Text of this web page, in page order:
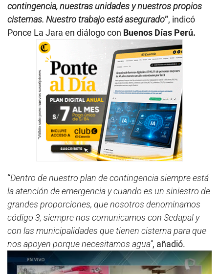
contingencia, nuestras unidades y nuestros propios
cisternas. Nuestro trabajo está asegurado”, indicó
Ponce La Jara en diálogo con Buenos Días Perú.
“Dentro de nuestro plan de contingencia siempre está
la atención de emergencia y cuando es un siniestro de
grandes proporciones, que nosotros denominamos
código 3, siempre nos comunicamos con Sedapal y
con las municipalidades que tienen cisterna para que
nos apoyen porque necesitamos agua”, añadió.